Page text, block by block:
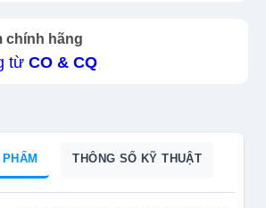
chính hãng
từ CO & CQ
THÔNG SỐ KỸ THUẬT